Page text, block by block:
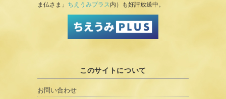
ま仏さま」 ちえうみプラス内）も好評放送中。
このサイトについて
お問い合わせ